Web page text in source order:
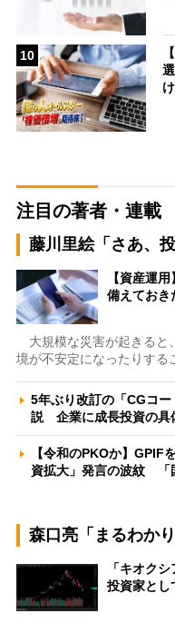
10
注目の著者・連載
藤川里絵「さあ、
【資産運
備えてお
大規模な災害が起きると
境が不安定になったりする
5年ぶり改訂の「CGコ
説 企業に成長投資の具
【令和のPKOか】GPIF
資拡大」発言の波紋 「
森口亮「まるわかり
「キオク
投資家と